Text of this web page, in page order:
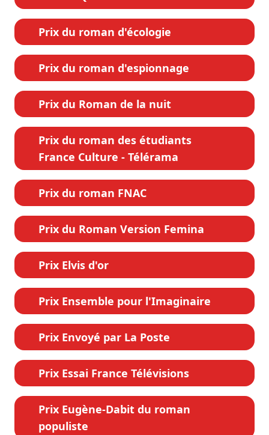
Prix du roman d'écologie
Prix du roman d'espionnage
Prix du Roman de la nuit
Prix du roman des étudiants
France Culture - Télérama
Prix du roman FNAC
Prix du Roman Version Femina
Prix Elvis d'or
Prix Ensemble pour l'Imaginaire
Prix Envoyé par La Poste
Prix Essai France Télévisions
Prix Eugène-Dabit du roman
populiste